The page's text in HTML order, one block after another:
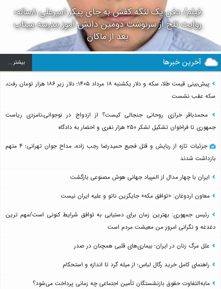
فیلم/ دفن یک لنگه کفش به جای پیکر امیرعلی ۸ساله؛
روایت تلخ از سرنوشت دومین دانش آموز مدرسه میناب
بعد از ماکان
آخرین خبرها بيشتر ...
پیش‌بینی قیمت طلا، سکه و دلار یکشنبه ۱۸ مرداد ۱۴۰۵؛ دلار زیر ۱۸۶ هزار تومان رفت،
سکه عقب نشست
محمدباقر خرازی روحانی جنجالی کیست؟ از ازدواج در نوجوانی،نامزدی ریاست
جمهوری تا فراخوان تشکیل لشکر ۲۵۰ هزار نفری و احضار به دادگاه
جزئیات تازه از ربایش و قتل فجیع حمیدرضا رجب زاده، مداح جوان تهرانی؛ ۴ متهم
بازداشت شدند
ایران با چهار مدال از المپیاد جهانی هوش مصنوعی بازگشت
معاون اردوغان: «توافق مکه» جایگزین ناتو و علیه ایران نیست
رئیس جمهوری: بهترین زمان برای دستیابی به توافق شرایط کنونی است/مهم ترین
دغدغه و نگرانی امروز من معیشت مردم است
علل مرگ زنان در ایران؛ بیماری‌های قلبی همچنان در صدر
راهنمای کامل خرید رگال لباس؛ از میله گرد تا اندازه و استحکام
مابه‌التفاوت حقوق بازنشستگان تأمین اجتماعی چه زمانی پرداخت می‌شود؟